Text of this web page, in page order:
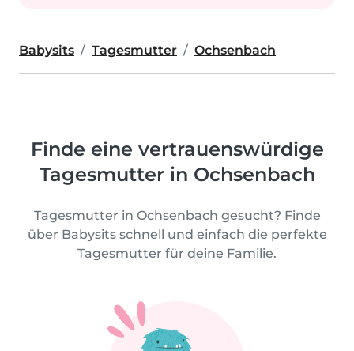
Babysits Tagesmutter Ochsenbach
Finde eine vertrauenswürdige
Tagesmutter in Ochsenbach
Tagesmutter in Ochsenbach gesucht? Finde
über Babysits schnell und einfach die perfekte
Tagesmutter für deine Familie.